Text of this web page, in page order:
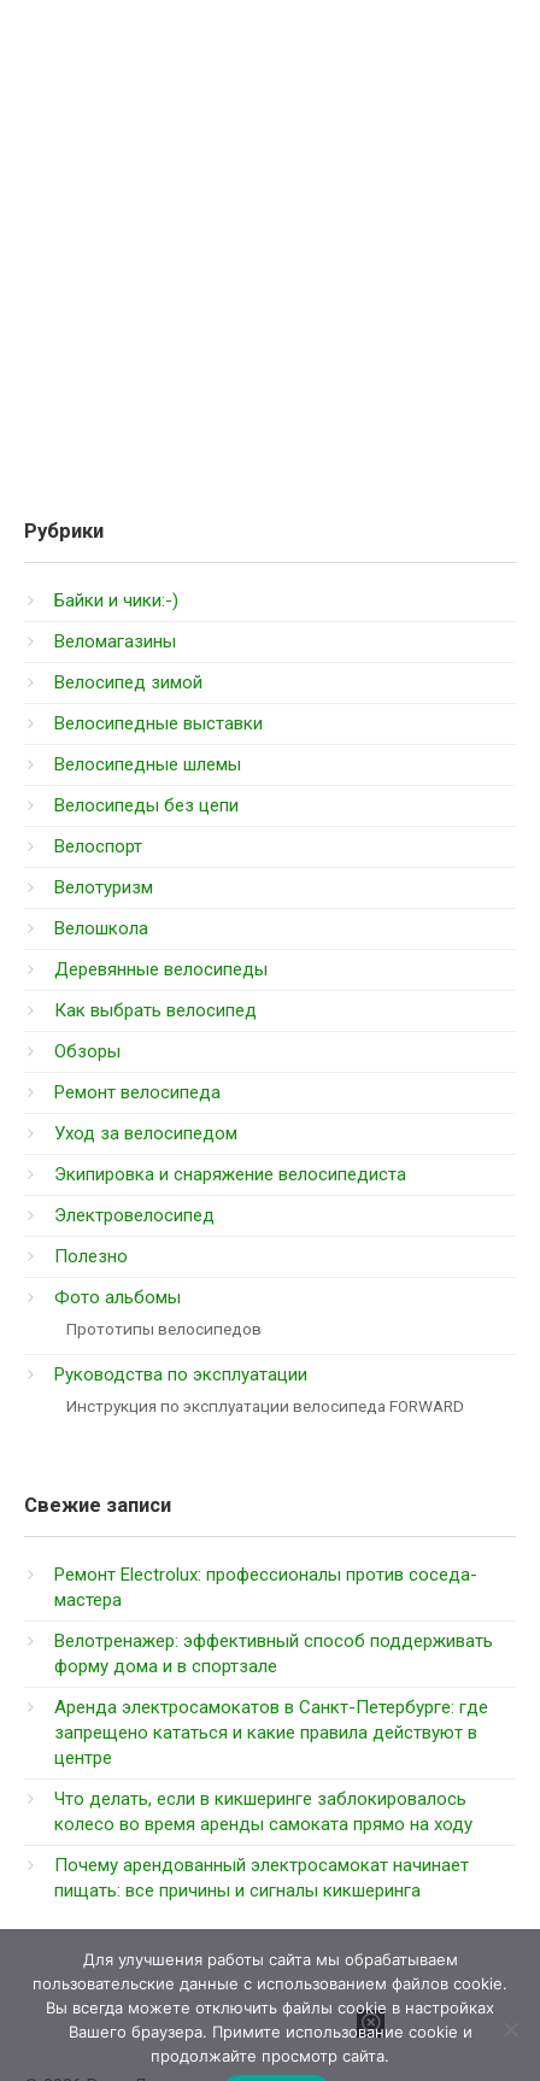
Рубрики
Байки и чики:-)
Веломагазины
Велосипед зимой
Велосипедные выставки
Велосипедные шлемы
Велосипеды без цепи
Велоспорт
Велотуризм
Велошкола
Деревянные велосипеды
Как выбрать велосипед
Обзоры
Ремонт велосипеда
Уход за велосипедом
Экипировка и снаряжение велосипедиста
Электровелосипед
Полезно
Фото альбомы
Прототипы велосипедов
Руководства по эксплуатации
Инструкция по эксплуатации велосипеда FORWARD
Свежие записи
Ремонт Electrolux: профессионалы против соседа-
мастера
Велотренажер: эффективный способ поддерживать
форму дома и в спортзале
Аренда электросамокатов в Санкт-Петербурге: где
запрещено кататься и какие правила действуют в
центре
Что делать, если в кикшеринге заблокировалось
колесо во время аренды самоката прямо на ходу
Почему арендованный электросамокат начинает
пищать: все причины и сигналы кикшеринга
Для улучшения работы сайта мы обрабатываем
пользовательские данные с использованием файлов cookie.
Вы всегда можете отключить файлы cookie в настройках
Вашего браузера. Примите использование cookie и
продолжайте просмотр сайта.